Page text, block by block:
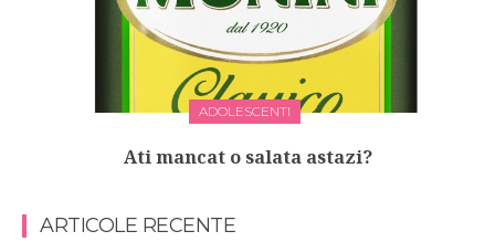
ADOLESCENTI
Ati mancat o salata astazi?
ARTICOLE RECENTE